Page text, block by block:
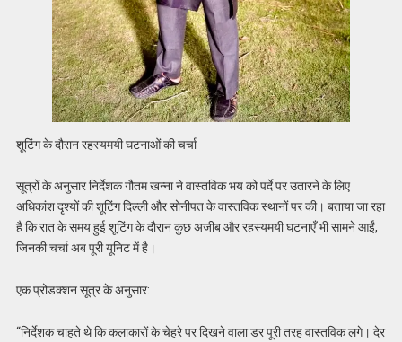
शूटिंग के दौरान रहस्यमयी घटनाओं की चर्चा
सूत्रों के अनुसार निर्देशक गौतम खन्ना ने वास्तविक भय को पर्दे पर उतारने के लिए
अधिकांश दृश्यों की शूटिंग दिल्ली और सोनीपत के वास्तविक स्थानों पर की। बताया जा रहा
है कि रात के समय हुई शूटिंग के दौरान कुछ अजीब और रहस्यमयी घटनाएँ भी सामने आईं,
जिनकी चर्चा अब पूरी यूनिट में है।
एक प्रोडक्शन सूत्र के अनुसार:
“निर्देशक चाहते थे कि कलाकारों के चेहरे पर दिखने वाला डर पूरी तरह वास्तविक लगे। देर